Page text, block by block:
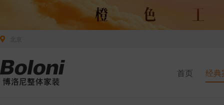
首页 经典